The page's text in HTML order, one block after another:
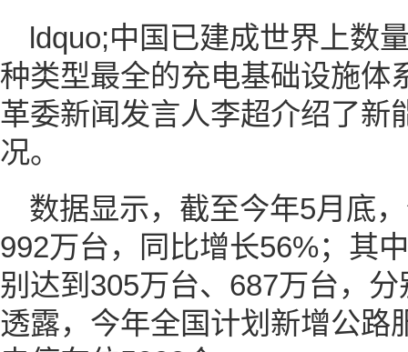
ldquo;中国已建成世界上数
种类型最全的充电基础设施体
革委新闻发言人李超介绍了新
况。
数据显示，截至今年5月底
992万台，同比增长56%；其
别达到305万台、687万台，
透露，今年全国计划新增公路